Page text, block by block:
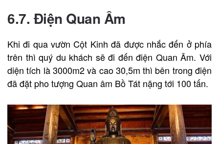
6.7. Điện Quan Âm
Khi đi qua vườn Cột Kinh đã được nhắc đến ở phía
trên thì quý du khách sẽ đi đến điện Quan Âm. Với
diện tích là 3000m2 và cao 30,5m thì bên trong điện
đã đặt pho tượng Quan âm Bồ Tát nặng tới 100 tấn.